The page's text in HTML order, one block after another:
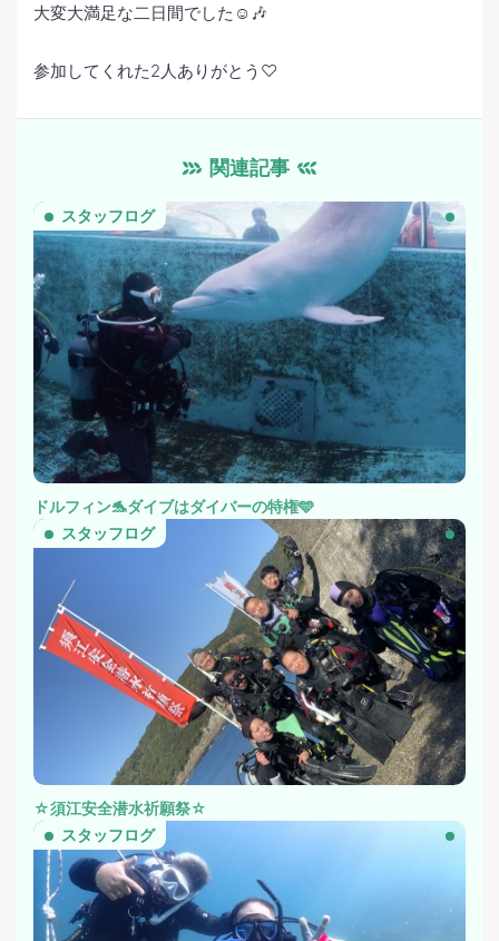
大変大満足な二日間でした☺️🎶
参加してくれた2人ありがとう♡
関連記事
スタッフログ
ドルフィン🐬ダイブはダイバーの特権🩵
スタッフログ
☆須江安全潜水祈願祭☆
スタッフログ